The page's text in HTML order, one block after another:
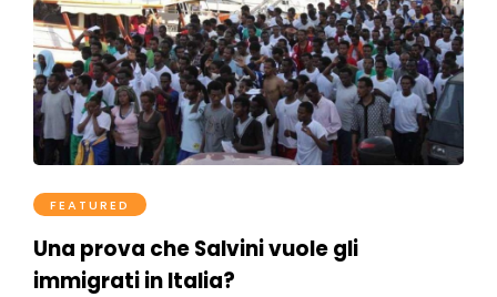
FEATURED
Una prova che Salvini vuole gli
immigrati in Italia?